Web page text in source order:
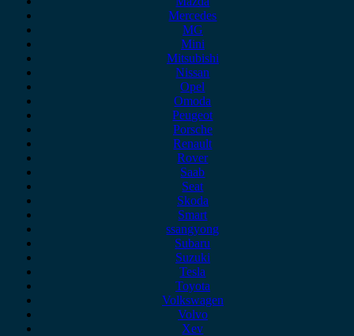
Mercedes
MG
Mini
Mitsubishi
Nissan
Opel
Omoda
Peugeot
Porsche
Renault
Rover
Saab
Seat
Skoda
Smart
ssangyong
Subaru
Suzuki
Tesla
Toyota
Volkswagen
Volvo
Xev